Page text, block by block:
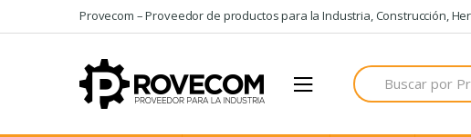
to
to
Provecom – Proveedor de productos para la Industria, Construcción,
Search
for: